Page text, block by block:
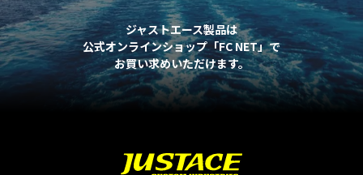
ジャストエース製品は
公式オンラインショップ「FC NET」で
お買い求めいただけます。